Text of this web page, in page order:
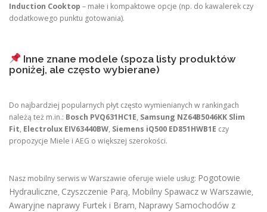
Induction Cooktop – małe i kompaktowe opcje (np. do kawalerek czy
dodatkowego punktu gotowania).
Inne znane modele (spoza listy produktów
poniżej, ale często wybierane)
Do najbardziej popularnych płyt często wymienianych w rankingach
należą też m.in.: Bosch PVQ631HC1E, Samsung NZ64B5046KK Slim
Fit, Electrolux EIV63440BW, Siemens iQ500 ED851HWB1E czy
propozycje Miele i AEG o większej szerokości.
Nasz mobilny serwis w Warszawie oferuje wiele usług: Pogotowie
Hydrauliczne, Czyszczenie Parą, Mobilny Spawacz w Warszawie,
Awaryjne naprawy Furtek i Bram, Naprawy Samochodów z